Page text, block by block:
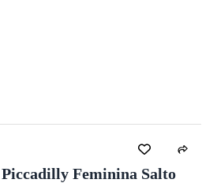
Feminina Salto